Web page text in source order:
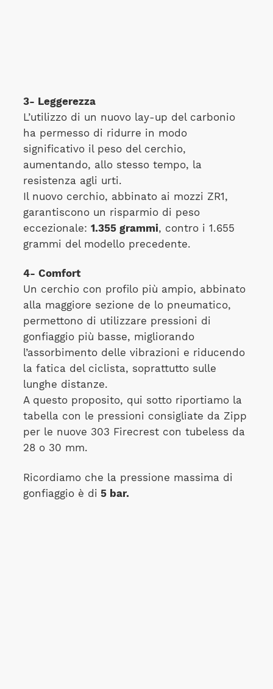
3- Leggerezza
L’utilizzo di un nuovo lay-up del carbonio
ha permesso di ridurre in modo
significativo il peso del cerchio,
aumentando, allo stesso tempo, la
resistenza agli urti.
Il nuovo cerchio, abbinato ai mozzi ZR1,
garantiscono un risparmio di peso
eccezionale: 1.355 grammi, contro i 1.655
grammi del modello precedente.
4- Comfort
Un cerchio con profilo più ampio, abbinato
alla maggiore sezione de lo pneumatico,
permettono di utilizzare pressioni di
gonfiaggio più basse, migliorando
l’assorbimento delle vibrazioni e riducendo
la fatica del ciclista, soprattutto sulle
lunghe distanze.
A questo proposito, qui sotto riportiamo la
tabella con le pressioni consigliate da Zipp
per le nuove 303 Firecrest con tubeless da
28 o 30 mm.
Ricordiamo che la pressione massima di
gonfiaggio è di 5 bar.